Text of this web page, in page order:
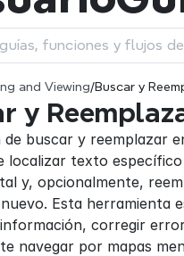
and Viewing/Buscar y
y
buscar y reemplazar
localizar texto
y, opcionalmente,
Esta herramienta
corregir
navegar por mapas
funciones y flujos